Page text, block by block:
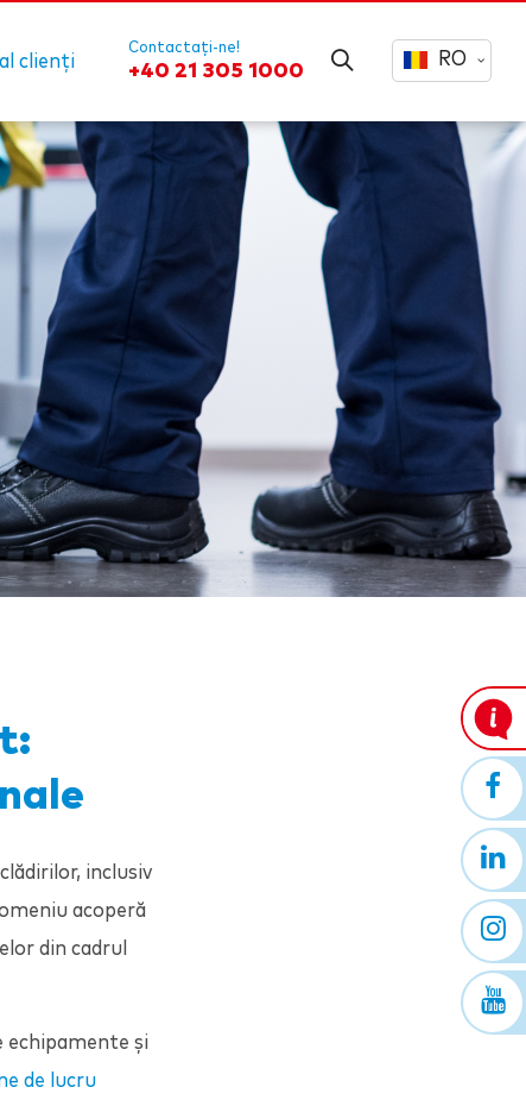
RO
Contactați-ne!
+40 21 305 1000
clienți
inclusiv
acoperă
din cadrul
echipamente și
de lucru